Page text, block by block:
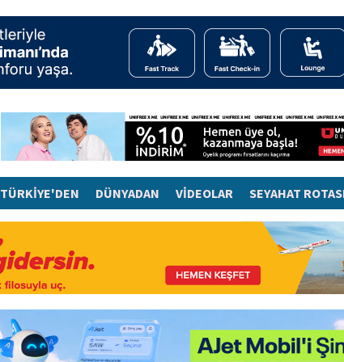
TÜRKİYE'DEN DÜNYADAN VİDEOLAR SEYAHAT